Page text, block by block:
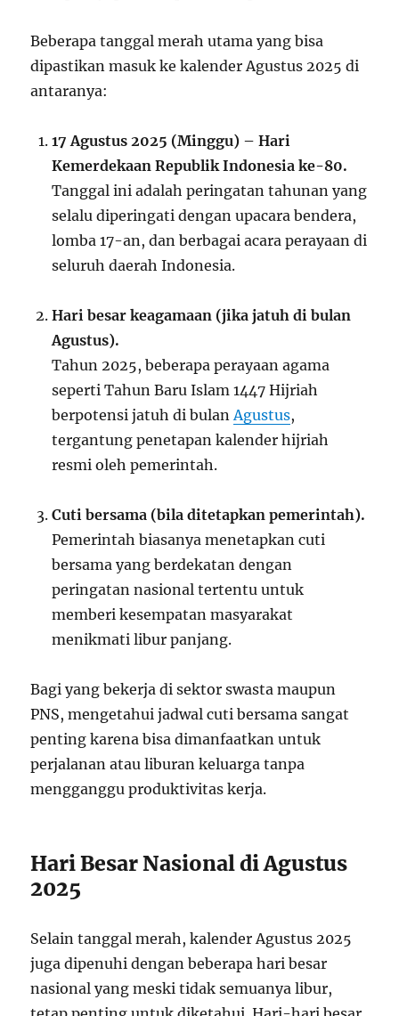
Beberapa tanggal merah utama yang bisa
dipastikan masuk ke kalender Agustus 2025 di
antaranya:
17 Agustus 2025 (Minggu) – Hari
Kemerdekaan Republik Indonesia ke-80.
Tanggal ini adalah peringatan tahunan yang
selalu diperingati dengan upacara bendera,
lomba 17-an, dan berbagai acara perayaan di
seluruh daerah Indonesia.
Hari besar keagamaan (jika jatuh di bulan
Agustus).
Tahun 2025, beberapa perayaan agama
seperti Tahun Baru Islam 1447 Hijriah
berpotensi jatuh di bulanAgustus,
tergantung penetapan kalender hijriah
resmi oleh pemerintah.
Cuti bersama (bila ditetapkan pemerintah).
Pemerintah biasanya menetapkan cuti
bersama yang berdekatan dengan
peringatan nasional tertentu untuk
memberi kesempatan masyarakat
menikmati libur panjang.
Bagi yang bekerja di sektor swasta maupun
PNS, mengetahui jadwal cuti bersama sangat
penting karena bisa dimanfaatkan untuk
perjalanan atau liburan keluarga tanpa
mengganggu produktivitas kerja.
Hari Besar Nasional di Agustus
2025
Selain tanggal merah, kalender Agustus 2025
juga dipenuhi dengan beberapa hari besar
nasional yang meski tidak semuanya libur,